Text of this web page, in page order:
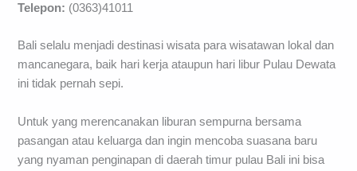
Telepon: (0363)41011
Bali selalu menjadi destinasi wisata para wisatawan lokal dan
mancanegara, baik hari kerja ataupun hari libur Pulau Dewata
ini tidak pernah sepi.
Untuk yang merencanakan liburan sempurna bersama
pasangan atau keluarga dan ingin mencoba suasana baru
yang nyaman penginapan di daerah timur pulau Bali ini bisa